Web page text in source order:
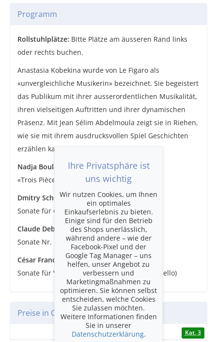
Programm
Rollstuhlplätze: Bitte Plätze am äusseren Rand links
oder rechts buchen.
Anastasia Kobekina wurde von Le Figaro als
«unvergleichliche Musikerin» bezeichnet. Sie begeistert
das Publikum mit ihrer ausserordentlichen Musikalität,
ihren vielseitigen Auftritten und ihrer dynamischen
Präsenz. Mit Jean Sélim Abdelmoula zeigt sie in Riehen,
wie sie mit ihrem ausdrucksvollen Spiel Geschichten
erzählen kann.
Nadja Boulanger
«Trois Pièces» für Cello und Klavier
Dmitry Schostakovich
Sonate für Cello und Klavier d-Moll, op. 40
Claude Debussy
Sonate Nr. 1 für Cello und Klavier, L 135
César Franck
Sonate für Violine A-Dur (in der Version für Cello)
Preise in CHF
Kat. 1 Kat. 2 Kat. 3
Ihre Privatsphäre ist
uns wichtig
Wir nutzen Cookies, um Ihnen
ein optimales
Einkaufserlebnis zu bieten.
Einige sind für den Betrieb
des Shops unerlässlich,
während andere – wie der
Facebook-Pixel und der
Google Tag Manager – uns
helfen, unser Angebot zu
verbessern und
Marketingmaßnahmen zu
optimieren. Sie können selbst
entscheiden, welche Cookies
Sie zulassen möchten.
Weitere Informationen finden
Sie in unserer
Datenschutzerklärung.